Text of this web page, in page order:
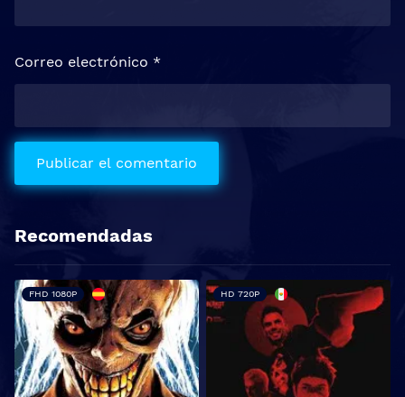
Correo electrónico *
Recomendadas
FHD 1080P HD 720P